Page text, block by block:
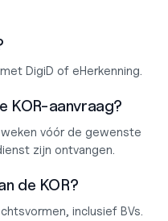
DigiD of eHerkenning.
KOR-aanvraag?
vóór de gewenste
zijn ontvangen.
de KOR?
inclusief BVs.